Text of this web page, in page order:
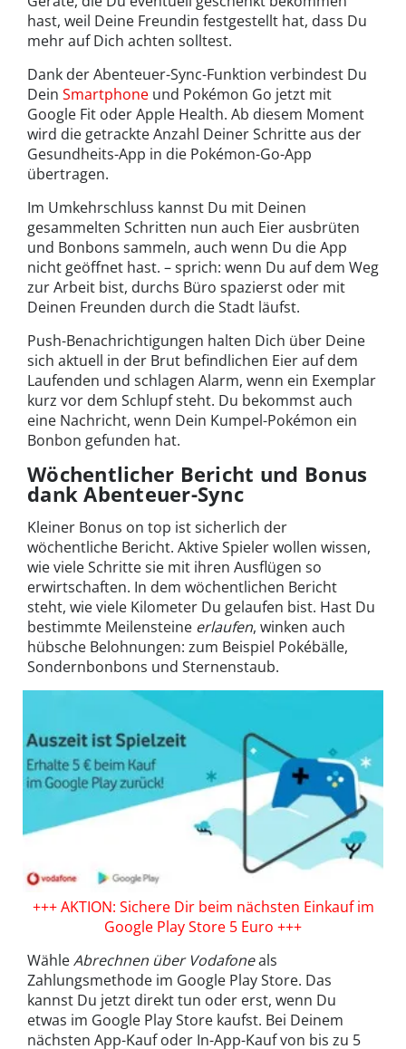
hast, weil Deine Freundin festgestellt hat, dass Du
mehr auf Dich achten solltest.
Dank der Abenteuer-Sync-Funktion verbindest Du
Dein Smartphone und Pokémon Go jetzt mit
Google Fit oder Apple Health. Ab diesem Moment
wird die getrackte Anzahl Deiner Schritte aus der
Gesundheits-App in die Pokémon-Go-App
übertragen.
Im Umkehrschluss kannst Du mit Deinen
gesammelten Schritten nun auch Eier ausbrüten
und Bonbons sammeln, auch wenn Du die App
nicht geöffnet hast. – sprich: wenn Du auf dem Weg
zur Arbeit bist, durchs Büro spazierst oder mit
Deinen Freunden durch die Stadt läufst.
Push-Benachrichtigungen halten Dich über Deine
sich aktuell in der Brut befindlichen Eier auf dem
Laufenden und schlagen Alarm, wenn ein Exemplar
kurz vor dem Schlupf steht. Du bekommst auch
eine Nachricht, wenn Dein Kumpel-Pokémon ein
Bonbon gefunden hat.
Wöchentlicher Bericht und Bonus
dank Abenteuer-Sync
Kleiner Bonus on top ist sicherlich der
wöchentliche Bericht. Aktive Spieler wollen wissen,
wie viele Schritte sie mit ihren Ausflügen so
erwirtschaften. In dem wöchentlichen Bericht
steht, wie viele Kilometer Du gelaufen bist. Hast Du
bestimmte Meilensteine erlaufen, winken auch
hübsche Belohnungen: zum Beispiel Pokébälle,
Sondernbonbons und Sternenstaub.
+++ AKTION: Sichere Dir beim nächsten Einkauf im
Google Play Store 5 Euro +++
WähleAbrechnen über Vodafoneals
Zahlungsmethode im Google Play Store. Das
kannst Du jetzt direkt tun oder erst, wenn Du
etwas im Google Play Store kaufst. Bei Deinem
nächsten App-Kauf oder In-App-Kauf von bis zu 5